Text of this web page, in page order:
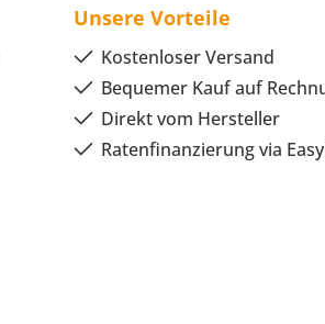
Unsere Vorteile
Kostenloser Versand
Bequemer Kauf auf
Direkt vom Hersteller
Ratenfinanzierung via